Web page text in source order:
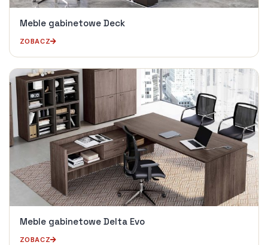
Meble gabinetowe Deck
ZOBACZ
Meble gabinetowe Delta Evo
ZOBACZ